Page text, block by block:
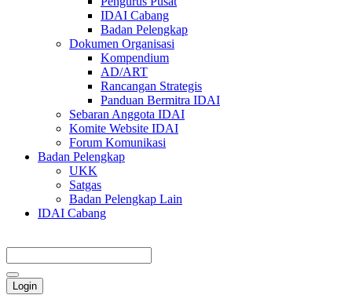
IDAI Cabang
Badan Pelengkap
Dokumen Organisasi
Kompendium
AD/ART
Rancangan Strategis
Panduan Bermitra IDAI
Sebaran Anggota IDAI
Komite Website IDAI
Forum Komunikasi
Badan Pelengkap
UKK
Satgas
Badan Pelengkap Lain
IDAI Cabang
Login